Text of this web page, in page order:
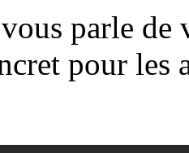
parle de
pour les